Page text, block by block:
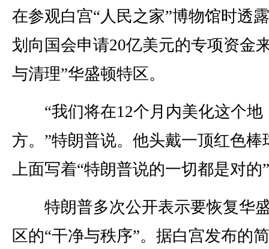
在参观白宫“人民之家”博物馆时透
划向国会申请20亿美元的专项资金
与清理”华盛顿特区。
“我们将在12个月内美化这个地
方。”特朗普说。他头戴一顶红色棒
上面写着“特朗普说的一切都是对的
特朗普多次公开表示要恢复华
区的“干净与秩序”。据白宫发布的